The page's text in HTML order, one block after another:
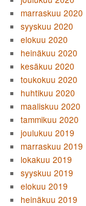
marraskuu 2020
syyskuu 2020
elokuu 2020
heinäkuu 2020
kesäkuu 2020
toukokuu 2020
huhtikuu 2020
maaliskuu 2020
tammikuu 2020
joulukuu 2019
marraskuu 2019
lokakuu 2019
syyskuu 2019
elokuu 2019
heinäkuu 2019